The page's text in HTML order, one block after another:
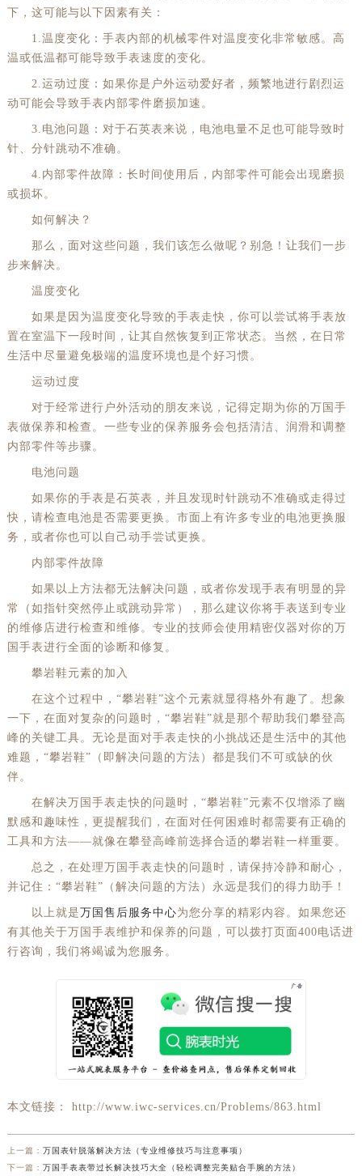
下，这可能与以下因素有关：
1.温度变化：手表内部的机械零件对温度变化非常敏感。高
温或低温都可能导致手表速度的变化。
2.运动过度：如果你是户外运动爱好者，频繁地进行剧烈运
动可能会导致手表内部零件磨损加速。
3.电池问题：对于石英表来说，电池电量不足也可能导致时
针、分针跳动不准确。
4.内部零件故障：长时间使用后，内部零件可能会出现磨损
或损坏。
如何解决？
那么，面对这些问题，我们该怎么做呢？别急！让我们一步
步来解决。
温度变化
如果是因为温度变化导致的手表走快，你可以尝试将手表放
置在室温下一段时间，让其自然恢复到正常状态。当然，在日常
生活中尽量避免极端的温度环境也是个好习惯。
运动过度
对于经常进行户外活动的朋友来说，记得定期为你的万国手
表做保养和检查。一些专业的保养服务会包括清洁、润滑和调整
内部零件等步骤。
电池问题
如果你的手表是石英表，并且发现时针跳动不准确或走得过
快，请检查电池是否需要更换。市面上有许多专业的电池更换服
务，或者你也可以自己动手尝试更换。
内部零件故障
如果以上方法都无法解决问题，或者你发现手表有明显的异
常（如指针突然停止或跳动异常），那么建议你将手表送到专业
的维修店进行检查和维修。专业的技师会使用精密仪器对你的万
国手表进行全面的诊断和修复。
攀岩鞋元素的加入
在这个过程中，“攀岩鞋”这个元素就显得格外有趣了。想象
一下，在面对复杂的问题时，“攀岩鞋”就是那个帮助我们攀登高
峰的关键工具。无论是面对手表走快的小挑战还是生活中的其他
难题，“攀岩鞋”（即解决问题的方法）都是我们不可或缺的伙
伴。
在解决万国手表走快的问题时，“攀岩鞋”元素不仅增添了幽
默感和趣味性，更提醒我们，在面对任何困难时都需要有正确的
工具和方法——就像在攀登高峰前选择合适的攀岩鞋一样重要。
总之，在处理万国手表走快的问题时，请保持冷静和耐心，
并记住：“攀岩鞋”（解决问题的方法）永远是我们的得力助手！
以上就是万国售后服务中心为您分享的精彩内容。如果您还
有其他关于万国手表维护和保养的问题，可以拨打页面400电话进
行咨询，我们将竭诚为您服务。
本文链接： http://www.iwc-services.cn/Problems/863.html
上一篇： 万国表针脱落解决方法（专业维修技巧与注意事项）
下一篇： 万国手表表带过长解决技巧大全（轻松调整完美贴合手腕的方法）